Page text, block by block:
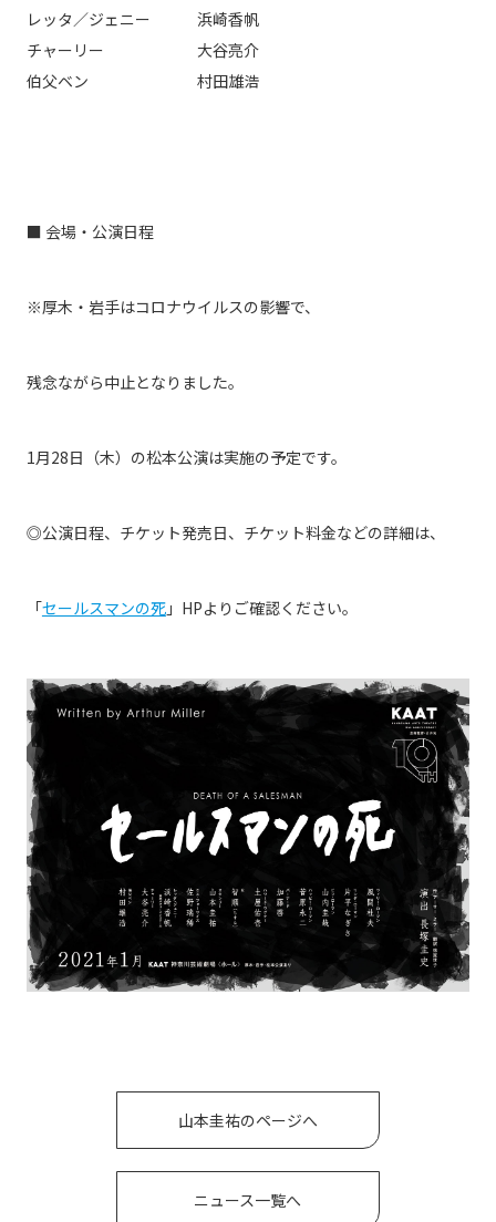
レッタ／ジェニー 浜崎香帆
チャーリー 大谷亮介
伯父ベン 村田雄浩
■ 会場・公演日程
※厚木・岩手はコロナウイルスの影響で、
残念ながら中止となりました。
1月28日（木）の松本公演は実施の予定です。
◎公演日程、チケット発売日、チケット料金などの詳細は、
「セールスマンの死」HPよりご確認ください。
山本圭祐のページへ
ニュース一覧へ